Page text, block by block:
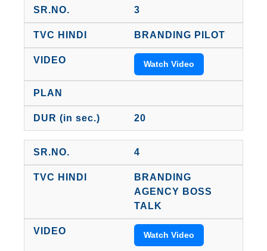
3
BRANDING PILOT
Watch Video
20
4
BRANDING
AGENCY BOSS
TALK
Watch Video